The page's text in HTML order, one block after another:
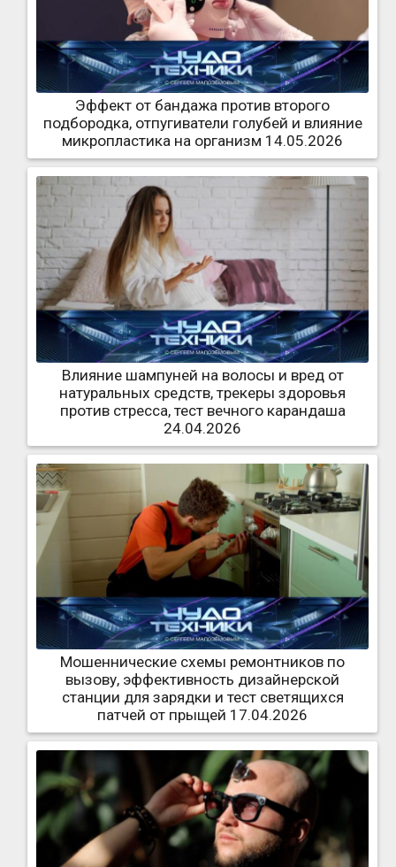
Эффект от бандажа против второго
подбородка, отпугиватели голубей и влияние
микропластика на организм 14.05.2026
Влияние шампуней на волосы и вред от
натуральных средств, трекеры здоровья
против стресса, тест вечного карандаша
24.04.2026
Мошеннические схемы ремонтников по
вызову, эффективность дизайнерской
станции для зарядки и тест светящихся
патчей от прыщей 17.04.2026